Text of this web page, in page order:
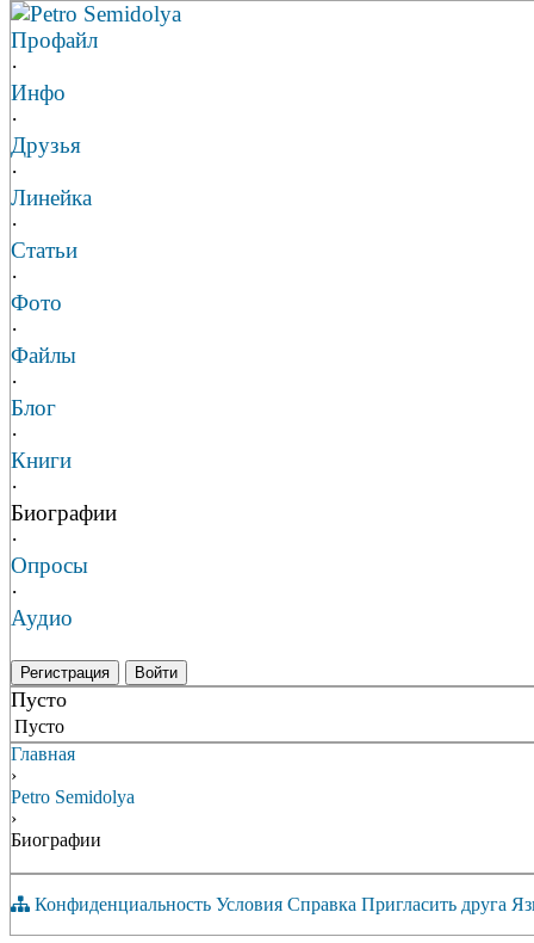
Petro Semidolya
Профайл
·
Инфо
·
Друзья
·
Линейка
·
Статьи
·
Фото
·
Файлы
·
Блог
·
Книги
·
Биографии
·
Опросы
·
Аудио
Регистрация Войти
Пусто
Пусто
Главная
›
Petro Semidolya
›
Биографии
Конфиденциальность Условия Справка Пригласить друга